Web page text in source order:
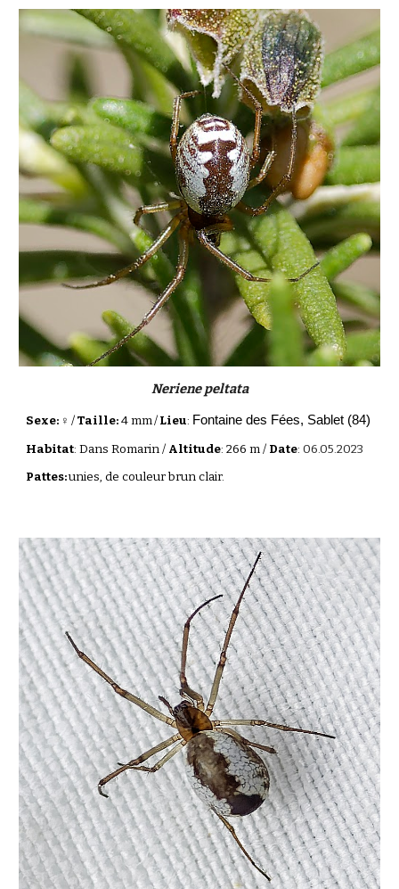
Neriene peltata
Sexe: ♀/Taille:4 mm/Lieu: Fontaine des Fées, Sablet (84)
Habitat: Dans Romarin / Altitude: 266 m / Date:06.05.2023
Pattes:unies, de couleur brun clair.